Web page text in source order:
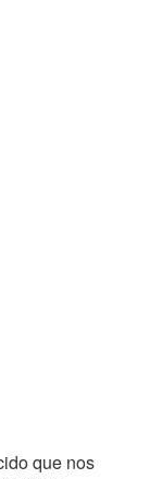
que nos